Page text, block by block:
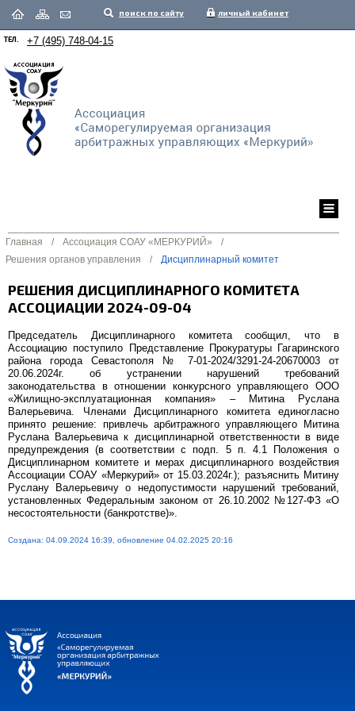
поиск по сайту личный кабинет
ТЕЛ. +7 (495) 748-04-15
Главная / Ассоциация СОАУ «МЕРКУРИЙ»
/
Решения органов управления
/ Дисциплинарный комитет
РЕШЕНИЯ ДИСЦИПЛИНАРНОГО КОМИТЕТА
АССОЦИАЦИИ 2024-09-04
Председатель Дисциплинарного комитета сообщил, что в
Ассоциацию поступило Представление Прокуратуры Гагаринского
района города Севастополя № 7-01-2024/3291-24-20670003 от
20.06.2024г. об устранении нарушений требований
законодательства в отношении конкурсного управляющего ООО
«Жилищно-эксплуатационная компания» – Митина Руслана
Валерьевича. Членами Дисциплинарного комитета единогласно
принято решение: привлечь арбитражного управляющего Митина
Руслана Валерьевича к дисциплинарной ответственности в виде
предупреждения (в соответствии с подп. 5 п. 4.1 Положения о
Дисциплинарном комитете и мерах дисциплинарного воздействия
Ассоциации СОАУ «Меркурий» от 15.03.2024г.); разъяснить Митину
Руслану Валерьевичу о недопустимости нарушений требований,
установленных Федеральным законом от 26.10.2002 №127-ФЗ «О
несостоятельности (банкротстве)».
Создана: 04.09.2024 16:39, обновление 04.02.2025 20:16